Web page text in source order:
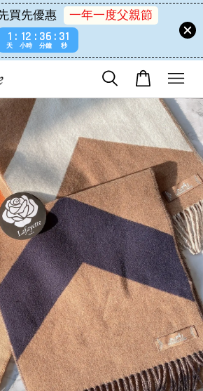
買先優惠
一年一度父親節
1
天
12
小時
36
分鐘
31
秒